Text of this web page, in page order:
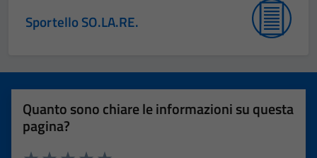
Sportello SO.LA.RE.
Quanto sono chiare le informazioni su questa
pagina?